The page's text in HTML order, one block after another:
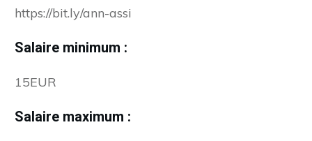
https://bit.ly/ann-assi
Salaire minimum :
15EUR
Salaire maximum :